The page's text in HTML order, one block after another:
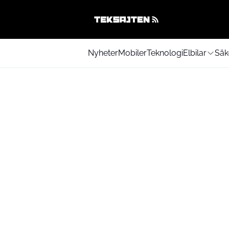
NyheterMobilerTeknologiElbilar